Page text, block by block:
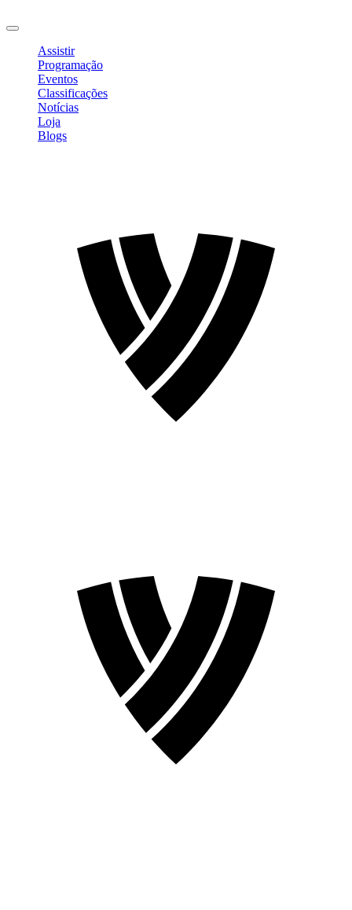
Assistir
Programação
Eventos
Classificações
Notícias
Loja
Blogs